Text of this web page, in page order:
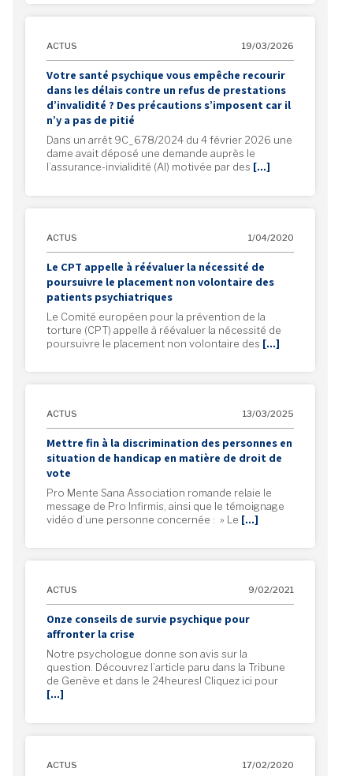
ACTUS 19/03/2026
Votre santé psychique vous empêche recourir
dans les délais contre un refus de prestations
d’invalidité ? Des précautions s’imposent car il
n’y a pas de pitié
Dans un arrêt 9C_678/2024 du 4 février 2026 une
dame avait déposé une demande auprès le
l’assurance-invialidité (AI) motivée par des […]
ACTUS 1/04/2020
Le CPT appelle à réévaluer la nécessité de
poursuivre le placement non volontaire des
patients psychiatriques
Le Comité européen pour la prévention de la
torture (CPT) appelle à réévaluer la nécessité de
poursuivre le placement non volontaire des […]
ACTUS 13/03/2025
Mettre fin à la discrimination des personnes en
situation de handicap en matière de droit de
vote
Pro Mente Sana Association romande relaie le
message de Pro Infirmis, ainsi que le témoignage
vidéo d’une personne concernée : » Le […]
ACTUS 9/02/2021
Onze conseils de survie psychique pour
affronter la crise
Notre psychologue donne son avis sur la
question. Découvrez l’article paru dans la Tribune
de Genève et dans le 24heures! Cliquez ici pour
[…]
ACTUS 17/02/2020